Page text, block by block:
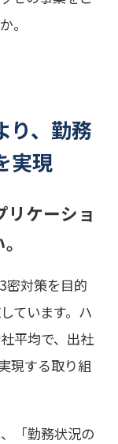
。
り、勤務
実現
リケーショ
密対策を目的
ています。ハ
平均で、出社
現する取り組
「勤務状況の